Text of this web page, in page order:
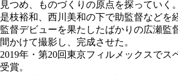
見つめ、ものづくりの原点を探っていく。
是枝裕和、西川美和の下で助監督などを
監督デビューを果たしたばかりの広瀬監
間かけて撮影し、完成させた。
2019年・第20回東京フィルメックスでス
受賞。